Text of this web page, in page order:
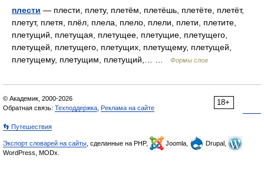
плести — плести, плету, плетём, плетёшь, плетёте, плетёт,
плетут, плетя, плёл, плела, плело, плели, плети, плетите,
плетущий, плетущая, плетущее, плетущие, плетущего,
плетущей, плетущего, плетущих, плетущему, плетущей,
плетущему, плетущим, плетущий,… …
Формы слов
18+
© Академик, 2000-2026
Обратная связь: Техподдержка Реклама на сайте
👣 Путешествия
Экспорт словарей на сайты , сделанные на PHP, Joomla,
Drupal,
WordPress, MODx.